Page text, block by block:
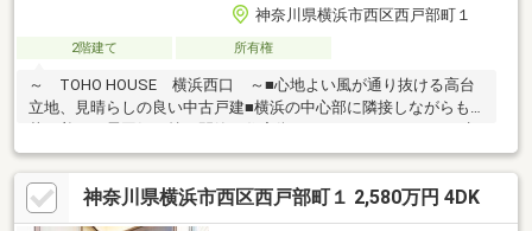
神奈川県横浜市西区西戸部町１
2階建て 所有権
～ TOHO HOUSE 横浜西口 ～■心地よい風が通り抜ける高台
立地、見晴らしの良い中古戸建■横浜の中心部に隣接しながらも
活圏内■豊かな自然と入場料無料の動物園がある『野毛山公園』
徒歩5分■京急線「日ノ出町」駅徒歩15分、「桜木町」駅も徒歩圏
で利用可能です■明るく陽当たりに恵まれたゆとりある住空間■収
納充実、お部屋を広く活用できます■お好みのリフォームで居心
神奈川県横浜市西区西戸部町１ 2,580万円 4DK